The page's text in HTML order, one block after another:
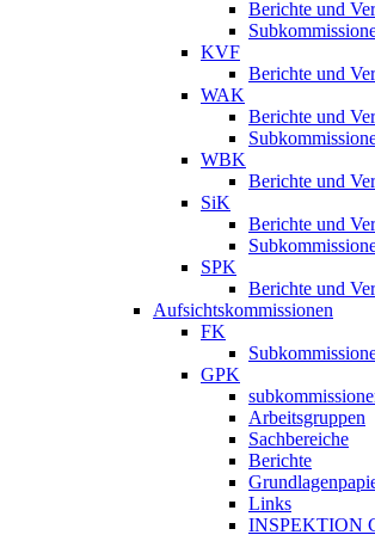
Berichte und
KVF
Berichte und
WAK
Berichte und
WBK
Berichte und
SiK
Berichte und
SPK
Berichte und
Aufsichtskommissionen
FK
GPK
Arbeitsgruppen
Sachbereiche
Berichte
Links
INSPEKTION